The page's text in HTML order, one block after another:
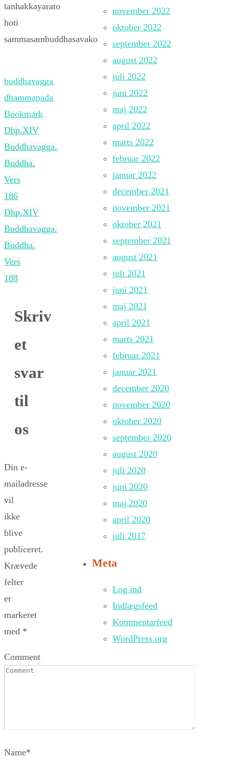
tanhakkayarato
hoti
sammasambuddhasavako
buddhavagga,
dhammapada.
Bookmark.
Dhp.XIV
Buddhavagga.
Buddha.
Vers
186
Dhp.XIV
Buddhavagga.
Buddha.
Vers
188
Skriv
et
svar
til
os
Din e-
mailadresse
vil
ikke
blive
publiceret.
Krævede
felter
er
markeret
med *
Comment
Name*
november 2022
oktober 2022
september 2022
august 2022
juli 2022
juni 2022
maj 2022
april 2022
marts 2022
februar 2022
januar 2022
december 2021
november 2021
oktober 2021
september 2021
august 2021
juli 2021
juni 2021
maj 2021
april 2021
marts 2021
februar 2021
januar 2021
december 2020
november 2020
oktober 2020
september 2020
august 2020
juli 2020
juni 2020
maj 2020
april 2020
juli 2017
Meta
Log ind
Indlægsfeed
Kommentarfeed
WordPress.org